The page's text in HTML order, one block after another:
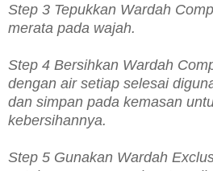
Step 3 Tepukkan Wardah
merata pada wajah.
Step 4 Bersihkan Wardah
dengan air setiap selesai
dan simpan pada kemasan
kebersihannya.
Step 5 Gunakan Wardah